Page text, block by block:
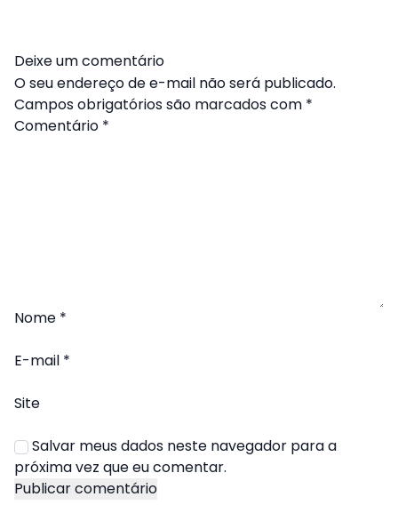
Deixe um comentário
O seu endereço de e-mail não será publicado.
Campos obrigatórios são marcados com *
Comentário *
Nome *
E-mail *
Site
Salvar meus dados neste navegador para a
próxima vez que eu comentar.